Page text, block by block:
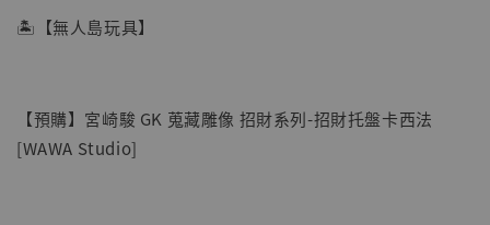
🏝【無人島玩具】
【預購】宮崎駿 GK 蒐藏雕像 招財系列-招財托盤卡西法
[WAWA Studio]